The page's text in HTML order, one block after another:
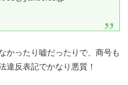
かったり嘘だったりで、商号も
違反表記でかなり悪質！